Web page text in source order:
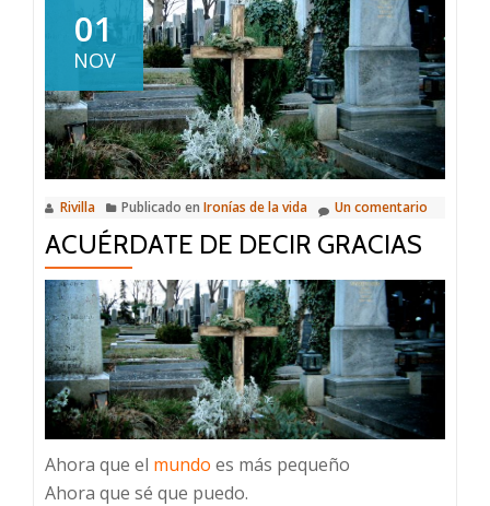
que
quieres
ser
escritor?
01
NOV
Rivilla Publicado en Ironías de la vida Un comentario
ACUÉRDATE DE DECIR GRACIAS
Ahora que el mundo es más pequeño
Ahora que sé que puedo.